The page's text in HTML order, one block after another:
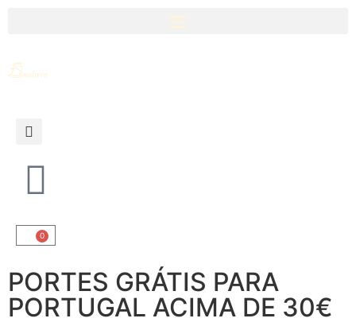
0
PORTES GRÁTIS PARA
PORTUGAL ACIMA DE 30€